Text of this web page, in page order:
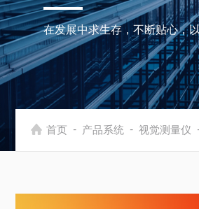
在发展中求生存，不断贴心，
首页 - 产品系统 - 视觉测量仪